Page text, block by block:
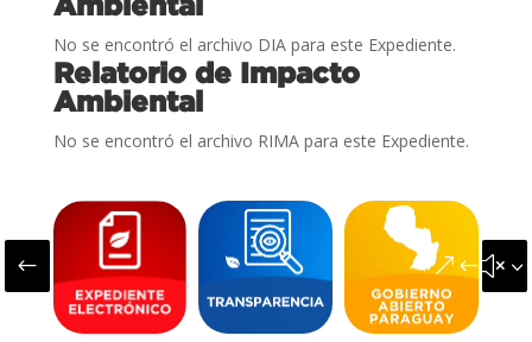
No se encontró el archivo DIA para este Expediente.
Relatorio de Impacto
Ambiental
No se encontró el archivo RIMA para este Expediente.
#